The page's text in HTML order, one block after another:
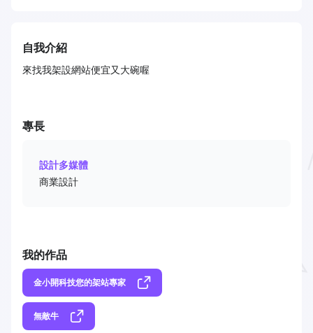
自我介紹
來找我架設網站便宜又大碗喔
專長
設計多媒體
商業設計
我的作品
金小開科技您的架站專家
無敵牛